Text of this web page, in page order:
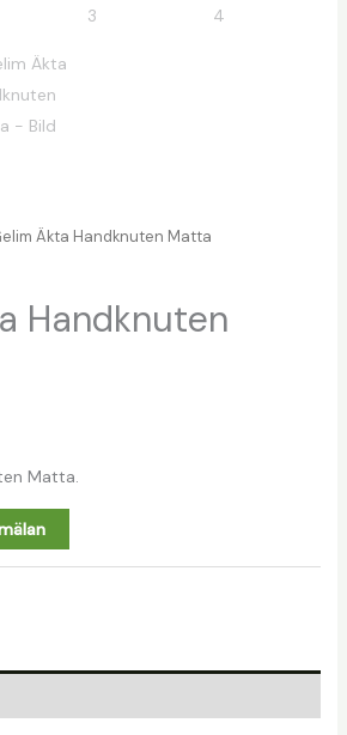
Äkta Handknuten Matta
Handknuten
Matta.